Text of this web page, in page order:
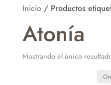
Inicio/ Productos
Atonía
Mostrando el único